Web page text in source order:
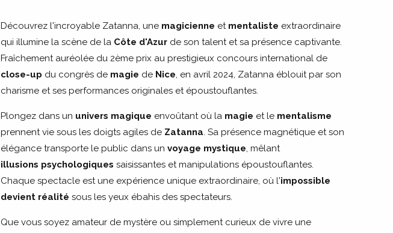
Découvrez l'incroyable Zatanna, une magicienne et mentaliste extraordinaire
qui illumine la scène de la Côte d'Azur de son talent et sa présence captivante.
Fraîchement auréolée du 2ème prix au prestigieux concours international de
close-up du congrès de magie de Nice, en avril 2024, Zatanna éblouit par son
charisme et ses performances originales et époustouflantes.
Plongez dans un univers magique envoûtant où la magie et le mentalisme
prennent vie sous les doigts agiles de Zatanna. Sa présence magnétique et son
élégance transporte le public dans un voyage mystique, mêlant
illusions psychologiques saisissantes et manipulations époustouflantes.
Chaque spectacle est une expérience unique extraordinaire, où l'impossible
devient réalité sous les yeux ébahis des spectateurs.
Que vous soyez amateur de mystère ou simplement curieux de vivre une